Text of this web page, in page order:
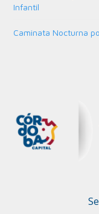
Infantil
Caminata Nocturna